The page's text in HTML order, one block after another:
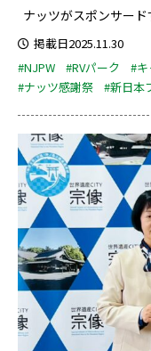
ナッツがスポンサー
掲載日2025.11.30
#NJPW
#RVパーク #
#ナッツ感謝祭
#新日本